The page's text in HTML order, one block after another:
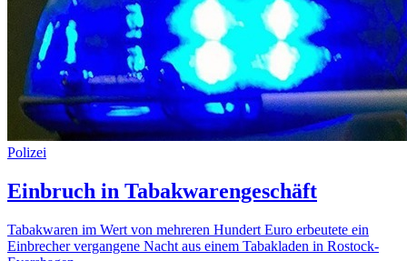
Polizei
Einbruch in Tabakwarengeschäft
Tabakwaren im Wert von mehreren Hundert Euro erbeutete ein
Einbrecher vergangene Nacht aus einem Tabakladen in Rostock-